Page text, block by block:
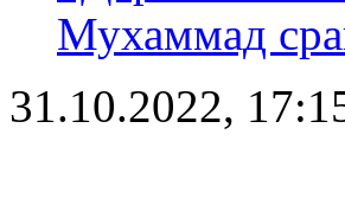
Мухаммад
31.10.2022,